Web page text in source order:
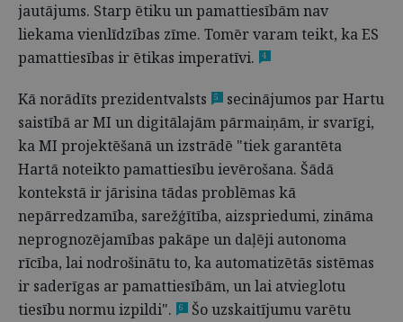
jautājums. Starp ētiku un pamattiesībām nav
liekama vienlīdzības zīme. Tomēr varam teikt, ka ES
pamattiesības ir ētikas imperatīvi.
4
Kā norādīts prezidentvalsts 5
secinājumos par Hartu
saistībā ar MI un digitālajām pārmaiņām, ir svarīgi,
ka MI projektēšanā un izstrādē "tiek garantēta
Hartā noteikto pamattiesību ievērošana. Šādā
kontekstā ir jārisina tādas problēmas kā
nepārredzamība, sarežģītība, aizspriedumi, zināma
neprognozējamības pakāpe un daļēji autonoma
rīcība, lai nodrošinātu to, ka automatizētās sistēmas
ir saderīgas ar pamattiesībām, un lai atvieglotu
tiesību normu izpildi".
6
Šo uzskaitījumu varētu